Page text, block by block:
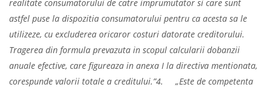
realitate consumatorului de catre imprumutator si care sunt
astfel puse la dispozitia consumatorului pentru ca acesta sa le
utilizeze, cu excluderea oricaror costuri datorate creditorului.
Tragerea din formula prevazuta in scopul calcularii dobanzii
anuale efective, care figureaza in anexa I la directiva mentionata,
corespunde valorii totale a creditului.”4. „Este de competenta